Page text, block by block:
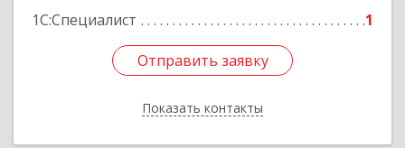
1С:Специалист
1
Отправить заявку
Показать контакты
Отправить заявку
Назад